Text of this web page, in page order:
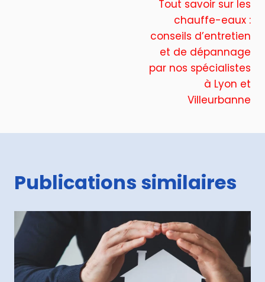
Tout savoir sur les
chauffe-eaux :
conseils d’entretien
et de dépannage
par nos spécialistes
à Lyon et
Villeurbanne
Publications similaires